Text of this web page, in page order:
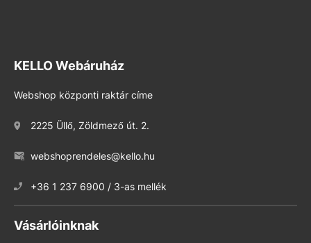
KELLO Webáruház
Webshop központi raktár címe
2225 Üllő, Zöldmező út. 2.
webshoprendeles@kello.hu
+36 1 237 6900 / 3-as mellék
Vásárlóinknak